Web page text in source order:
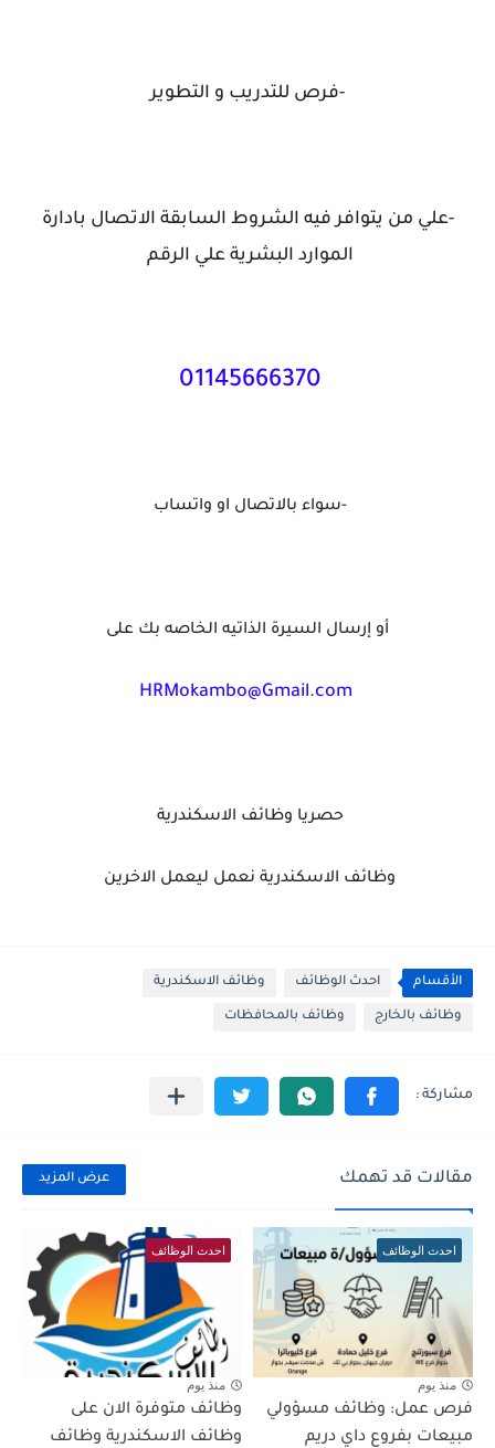
-فرص للتدريب و التطوير
-علي من يتوافر فيه الشروط السابقة الاتصال بادارة
الموارد البشرية علي الرقم
01145666370
-سواء بالاتصال او واتساب
أو إرسال السيرة الذاتيه الخاصه بك على
HRMokambo@Gmail.com
حصريا وظائف الاسكندرية
وظائف الاسكندرية نعمل ليعمل الاخرين
الأقسام احدث الوظائف وظائف الاسكندرية
وظائف بالخارج وظائف بالمحافظات
مقالات قد تهمك عرض المزيد
احدث الوظائف
منذ يوم
فرص عمل: وظائف مسؤولي
مبيعات بفروع داي دريم
احدث الوظائف
منذ يوم
وظائف متوفرة الان على
وظائف الاسكندرية وظائف